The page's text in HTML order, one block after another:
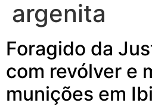
argenita
Foragido da
com revólver e
munições em